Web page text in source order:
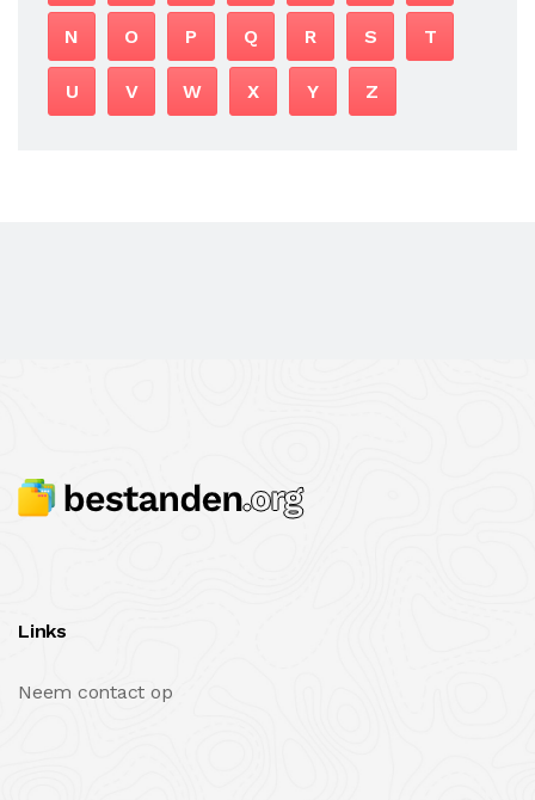
N O P Q R S T
U V W X Y Z
Links
Neem contact op